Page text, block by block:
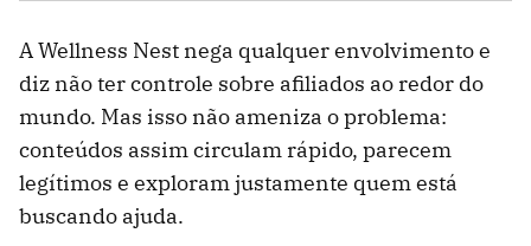
A Wellness Nest nega qualquer envolvimento e
diz não ter controle sobre afiliados ao redor do
mundo. Mas isso não ameniza o problema:
conteúdos assim circulam rápido, parecem
legítimos e exploram justamente quem está
buscando ajuda.